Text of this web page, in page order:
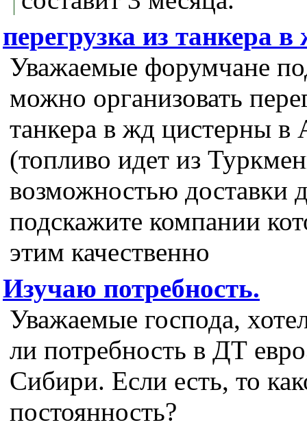
перегрузка из танкера
Уважаемые форумчане
можно организовать
танкера в жд цистерны в
(топливо идет из
возможностью доставки
подскажите компании
этим качественно
Изучаю потребность.
Уважаемые господа,
ли потребность в ДТ
Сибири. Если есть, то
постоянность?